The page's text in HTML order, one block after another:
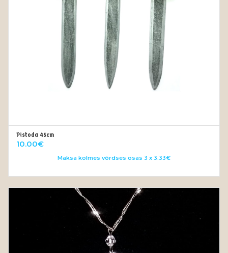
Pistoda 45cm
10.00€
Maksa kolmes võrdses osas 3 x 3.33€